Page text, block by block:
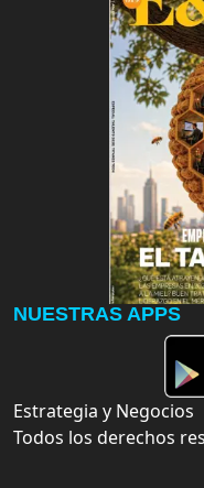
NUESTRAS APPS
Estrategia y Negocios
Todos los derechos